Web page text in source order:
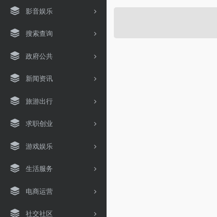
影音娱乐
搜索查询
政府公共
新闻资讯
旅游出行
求职创业
游戏娱乐
生活服务
电商运营
社交社区